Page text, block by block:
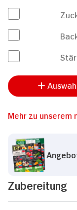
Mehr zu
Zubereitung